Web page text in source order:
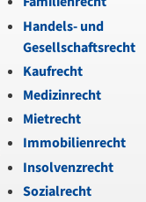
Handels- und
Gesellschaftsrecht
Kaufrecht
Medizinrecht
Mietrecht
Immobilienrecht
Insolvenzrecht
Sozialrecht